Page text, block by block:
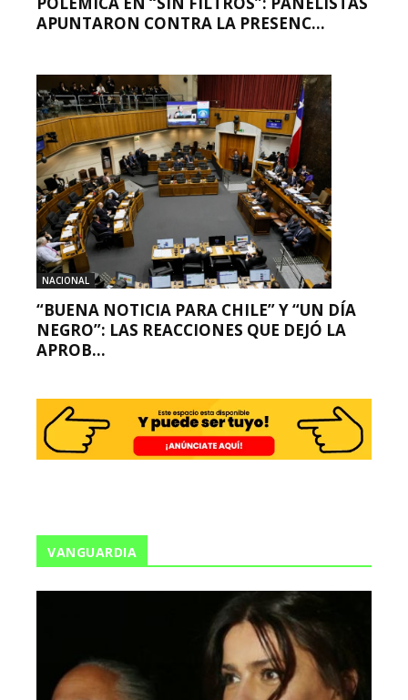
APUNTARON CONTRA LA PRESENC...
NACIONAL
“BUENA NOTICIA PARA CHILE” Y “UN DÍA
NEGRO”: LAS REACCIONES QUE DEJÓ LA
APROB...
VANGUARDIA